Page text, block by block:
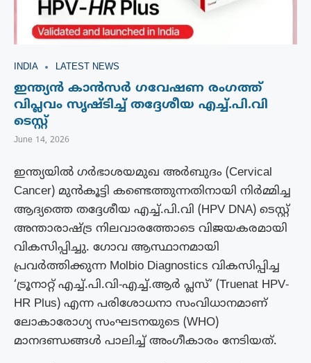
INDIA LATEST NEWS
ഇന്ത്യൻ കാൻസർ ഗവേഷണ രംഗത്ത്
വിപ്ലവം സൃഷ്ടിച്ച് തദ്ദേശീയ എച്ച്.പി.വി
ടെസ്റ്റ്
June 14, 2026
ഇന്ത്യയിൽ ഗർഭാശയമുഖ അർബുദം (Cervical
Cancer) മുൻകൂട്ടി കണ്ടെത്തുന്നതിനായി നിർമ്മിച്ച
ആദ്യത്തെ തദ്ദേശീയ എച്ച്.പി.വി (HPV DNA) ടെസ്റ്റ്
അന്താരാഷ്ട്ര നിലവാരത്തോടെ വിജയകരമായി
വികസിപ്പിച്ചു. ഗോവ ആസ്ഥാനമായി
പ്രവർത്തിക്കുന്ന Molbio Diagnostics വികസിപ്പിച്ച
‘ട്രൂനാറ്റ് എച്ച്.പി.വി-എച്ച്.ആർ പ്ലസ്’ (Truenat HPV-
HR Plus) എന്ന പരിശോധനാ സംവിധാനമാണ്
ലോകാരോഗ്യ സംഘടനയുടെ (WHO)
മാനദണ്ഡങ്ങൾ പാലിച്ച് അംഗീകാരം നേടിയത്.